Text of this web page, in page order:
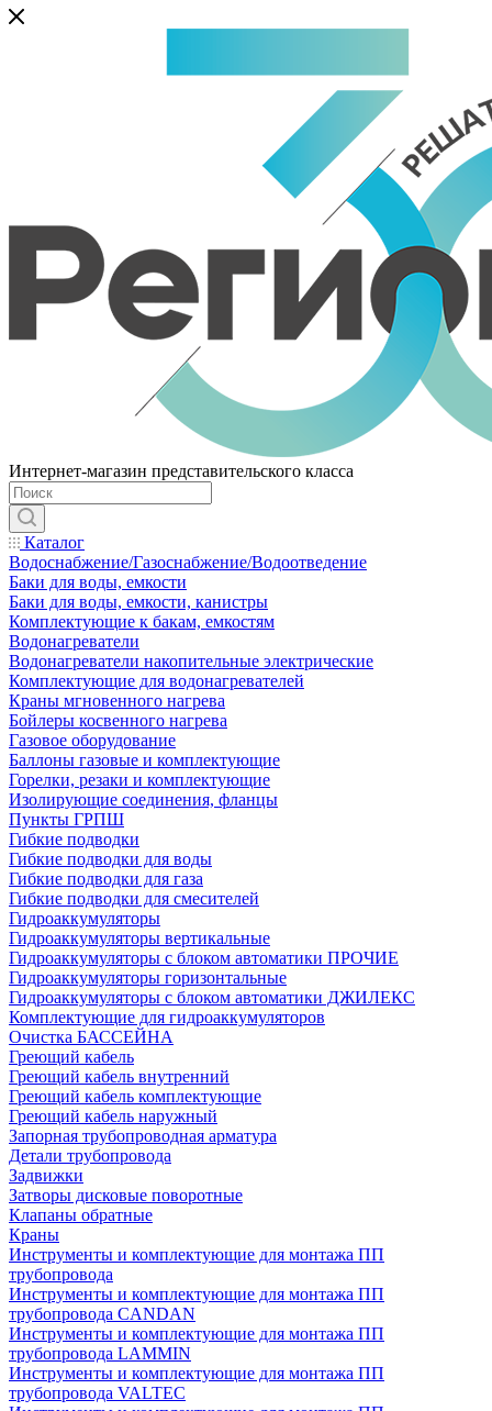
Интернет-магазин представительского класса
Каталог
Водоснабжение/Газоснабжение/Водоотведение
Баки для воды, емкости
Баки для воды, емкости, канистры
Комплектующие к бакам, емкостям
Водонагреватели
Водонагреватели накопительные электрические
Комплектующие для водонагревателей
Краны мгновенного нагрева
Бойлеры косвенного нагрева
Газовое оборудование
Баллоны газовые и комплектующие
Горелки, резаки и комплектующие
Изолирующие соединения, фланцы
Пункты ГРПШ
Гибкие подводки
Гибкие подводки для воды
Гибкие подводки для газа
Гибкие подводки для смесителей
Гидроаккумуляторы
Гидроаккумуляторы вертикальные
Гидроаккумуляторы с блоком автоматики ПРОЧИЕ
Гидроаккумуляторы горизонтальные
Гидроаккумуляторы с блоком автоматики ДЖИЛЕКС
Комплектующие для гидроаккумуляторов
Очистка БАССЕЙНА
Греющий кабель
Греющий кабель внутренний
Греющий кабель комплектующие
Греющий кабель наружный
Запорная трубопроводная арматура
Детали трубопровода
Задвижки
Затворы дисковые поворотные
Клапаны обратные
Краны
Инструменты и комплектующие для монтажа ПП
трубопровода
Инструменты и комплектующие для монтажа ПП
трубопровода CANDAN
Инструменты и комплектующие для монтажа ПП
трубопровода LAMMIN
Инструменты и комплектующие для монтажа ПП
трубопровода VALTEC